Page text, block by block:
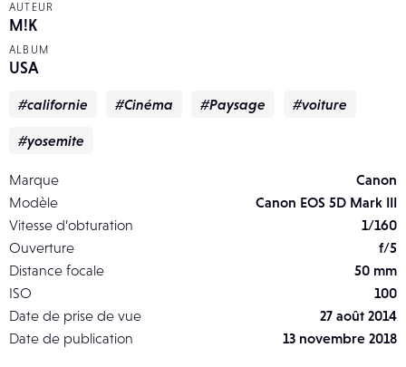
AUTEUR
M!K
ALBUM
USA
#californie #Cinéma #Paysage #voiture
#yosemite
Marque
Canon
Modèle
Canon EOS 5D Mark III
Vitesse d’obturation
1/160
Ouverture
f/5
Distance focale
50 mm
ISO
100
Date de prise de vue
27 août 2014
Date de publication
13 novembre 2018